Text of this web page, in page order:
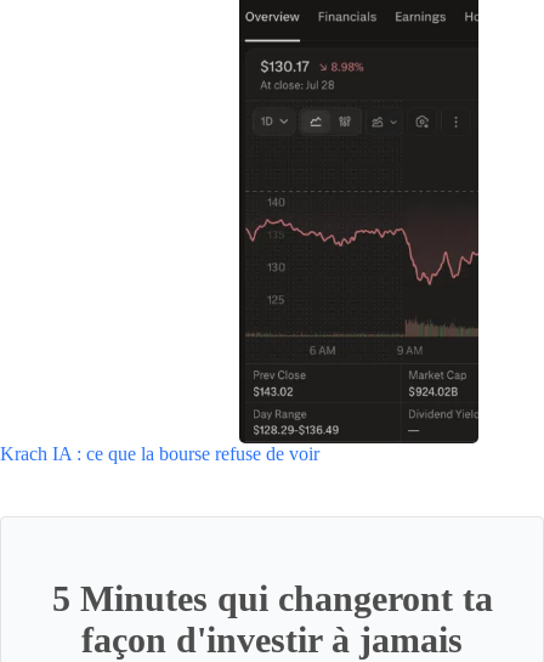
Krach IA : ce que la bourse refuse de voir
5 Minutes qui changeront ta
façon d'investir à jamais